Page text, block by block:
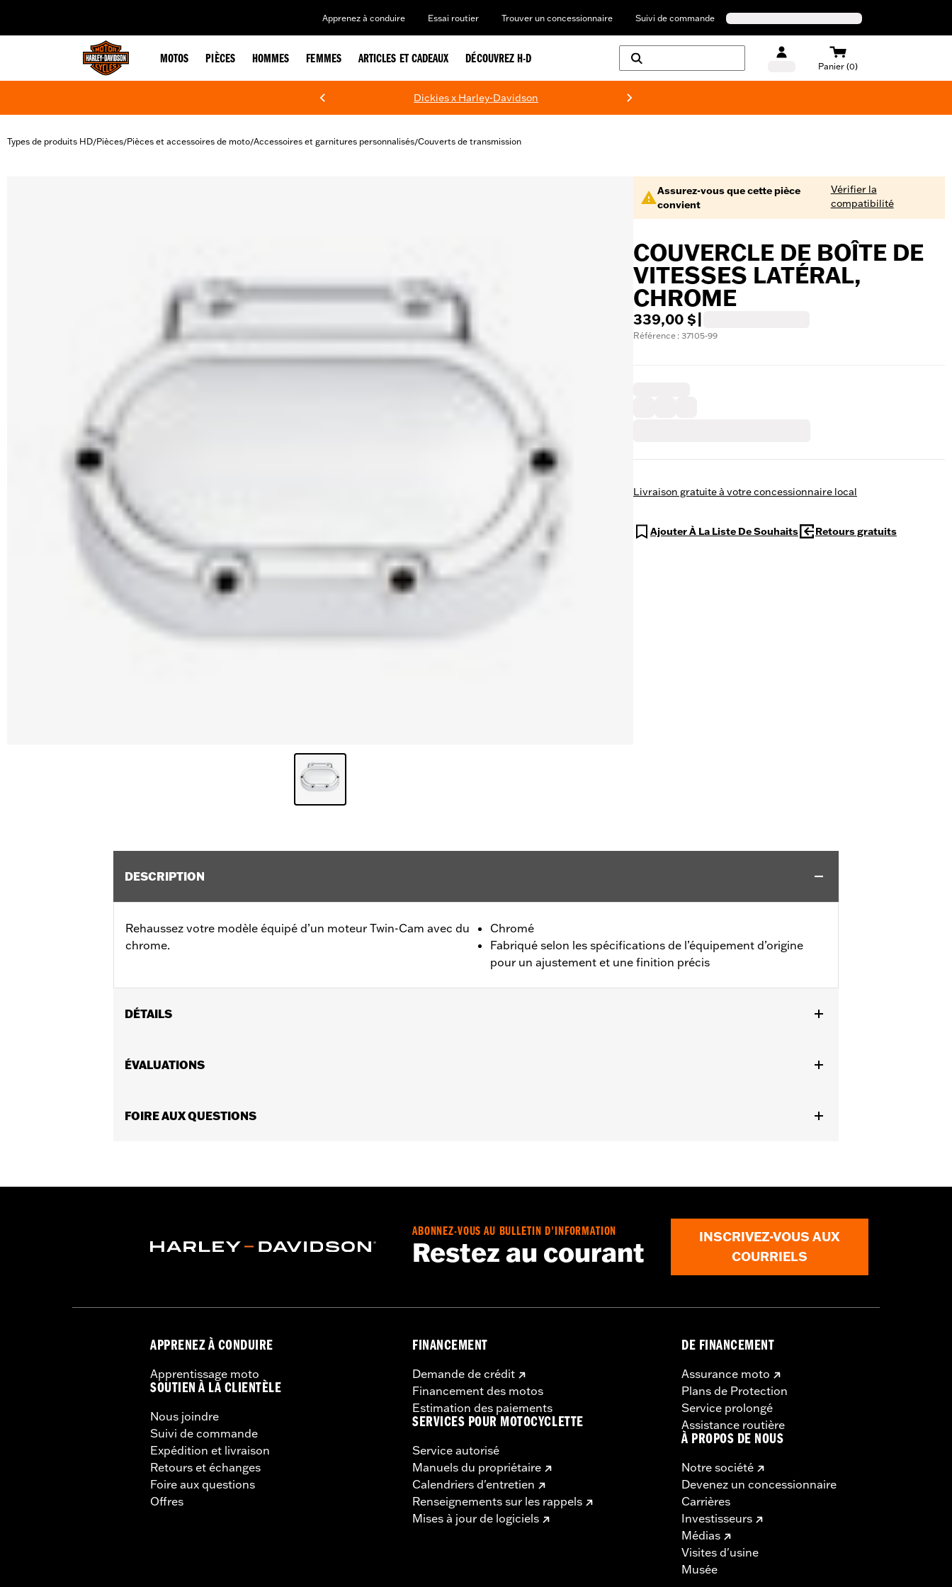
Apprenez à conduire Essai routier Trouver un concessionnaire Suivi de commande
MOTOS PIÈCES HOMMES FEMMES ARTICLES ET CADEAUX DÉCOUVREZ H-D
Panier (0)
Dickies x Harley-Davidson
Types de produits HD/Pièces/Pièces et accessoires de moto/Accessoires et garnitures personnalisés/Couverts de transmission
Assurez-vous que cette pièce
convient
Vérifier la
compatibilité
COUVERCLE DE BOÎTE DE
VITESSES LATÉRAL,
CHROME
339,00 $
Référence : 37105-99
Livraison gratuite à votre concessionnaire local
Ajouter À La Liste De Souhaits Retours gratuits
DESCRIPTION
Rehaussez votre modèle équipé d’un moteur Twin-Cam avec du
chrome.
Chromé
Fabriqué selon les spécifications de l’équipement d’origine
pour un ajustement et une finition précis
DÉTAILS
Vendues en unités:
NOTES:La dépose et la pose des capots moteur peuvent nécessiter l'achat de nouveaux joints. Consultez votre concessionnaire pour
ÉVALUATIONS
FOIRE AUX QUESTIONS
ABONNEZ-VOUS AU BULLETIN D'INFORMATION
Restez au courant
INSCRIVEZ-VOUS AUX
COURRIELS
APPRENEZ À CONDUIRE
Apprentissage moto
SOUTIEN À LA CLIENTÈLE
Nous joindre
Suivi de commande
Expédition et livraison
Retours et échanges
Foire aux questions
Offres
FINANCEMENT
Demande de crédit
Financement des motos
Estimation des paiements
SERVICES POUR MOTOCYCLETTE
Service autorisé
Manuels du propriétaire
Calendriers d'entretien
Renseignements sur les rappels
Mises à jour de logiciels
DE FINANCEMENT
Assurance moto
Plans de Protection
Service prolongé
Assistance routière
À PROPOS DE NOUS
Notre société
Devenez un concessionnaire
Carrières
Investisseurs
Médias
Visites d'usine
Musée